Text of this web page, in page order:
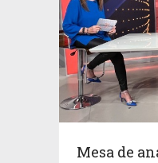
Mesa de